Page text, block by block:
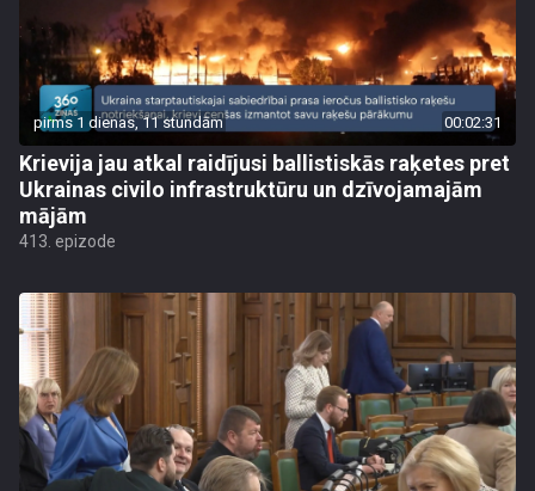
pirms 1 dienas, 11 stundām 00:02:31
Krievija jau atkal raidījusi ballistiskās raķetes pret
Ukrainas civilo infrastruktūru un dzīvojamajām
mājām
413. epizode